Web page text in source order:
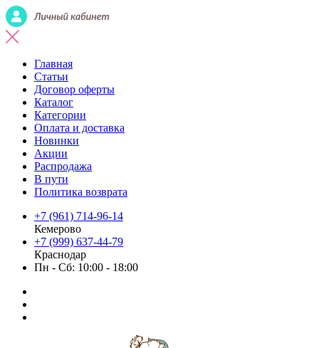
Главная
Статьи
Договор оферты
Каталог
Категории
Оплата и доставка
Новинки
Акции
Распродажа
В пути
Политика возврата
+7 (961) 714-96-14
Кемерово
+7 (999) 637-44-79
Краснодар
Пн - Сб: 10:00 - 18:00